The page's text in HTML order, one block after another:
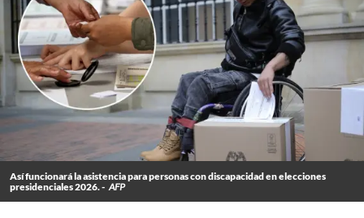
Así funcionará la asistencia para personas con discapacidad en elecciones
presidenciales 2026. - AFP